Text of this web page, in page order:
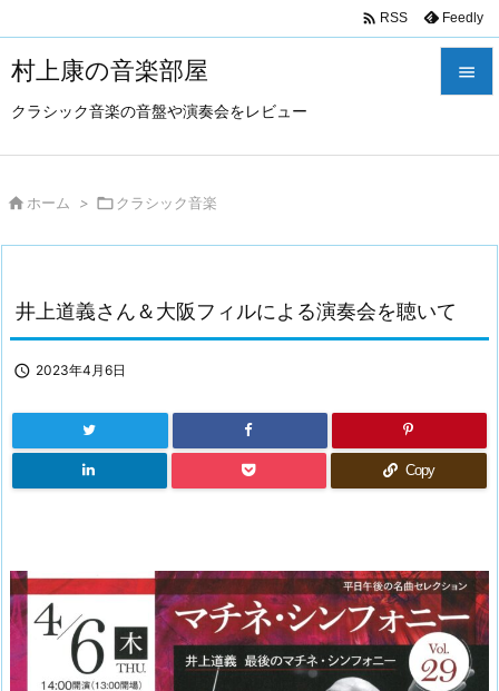
村上康の音楽部屋
クラシック音楽の音盤や演奏会をレビュー


 RSS Feedly
 ホーム > クラシック音楽
井上道義さん＆大阪フィルによる演奏会を聴いて
 2023年4月6日
Copy